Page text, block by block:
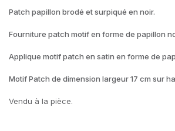
Patch papillon brodé et surpiqué en noir.
Fourniture patch motif en forme de papillon
Applique motif patch en satin en forme de
Motif Patch de dimension largeur 17 cm sur
Vendu à la pièce.